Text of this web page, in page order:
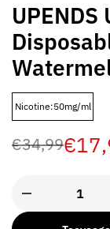
Nicotine:50mg/ml
€34,99€